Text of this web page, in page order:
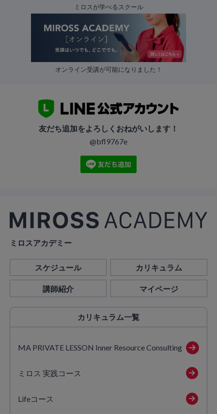
ミロスが学べるスクール
オンライン受講が可能になりました！
友だち追加をよろしくおねがいします！
@bfl9767e
ミロスアカデミー
スケジュール カリキュラム
講師紹介 マイページ
カリキュラム一覧
MA PRIVATE LESSON Inner Resource Consulting
ミロス 実践コース
Lifeコース